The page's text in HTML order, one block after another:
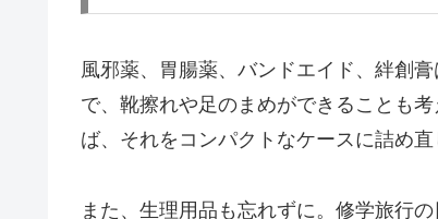
風邪薬、胃腸薬、バンドエイド、絆創
で、靴擦れや足のまめができることも
ば、それをコンパクトなケースに詰め
また、生理用品も忘れずに。修学旅行